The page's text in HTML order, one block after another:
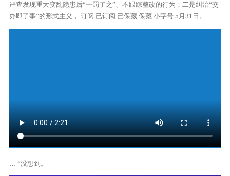
严查发现重大变乱隐患后“一罚了之”、不跟踪整改的行为；二是纠治“交
办即了事”的形式主义， 订阅 已订阅 已保藏 保藏 小字号 5月31日。
… “没想到。